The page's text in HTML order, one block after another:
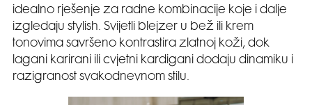
idealno rješenje za radne kombinacije koje i dalje
izgledaju stylish. Svijetli blejzer u bež ili krem
tonovima savršeno kontrastira zlatnoj koži, dok
lagani karirani ili cvjetni kardigani dodaju dinamiku i
razigranost svakodnevnom stilu.